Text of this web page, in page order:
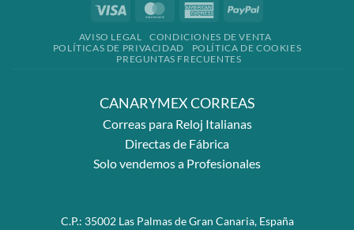
Visa MasterCardAmericanPayPal
AVISO LEGAL
CONDICIONES DE VENTA
POLÍTICAS DE PRIVACIDAD
POLÍTICA DE COOKIES
PREGUNTAS FRECUENTES
CANARYMEX CORREAS
Correas para Reloj Italianas
Directas de Fábrica
Solo vendemos a Profesionales
C.P.: 35002 Las Palmas de Gran Canaria, España